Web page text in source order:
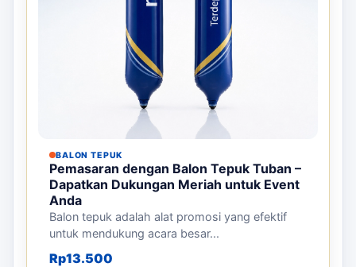
BALON TEPUK
Pemasaran dengan Balon Tepuk Tuban –
Dapatkan Dukungan Meriah untuk Event
Anda
Balon tepuk adalah alat promosi yang efektif
untuk mendukung acara besar...
Rp13.500